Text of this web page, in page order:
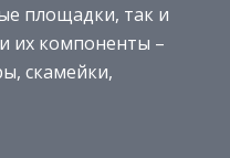
площадки, так и
их компоненты –
скамейки,